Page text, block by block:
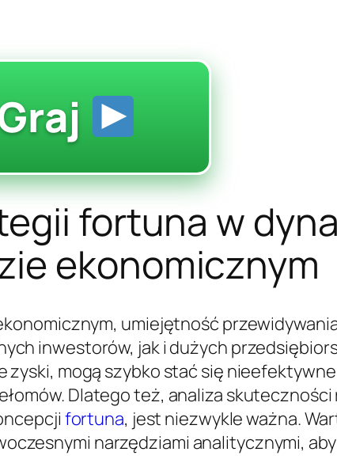
fortuna w
ekonomicznym
umiejętność
inwestorów, jak i dużych
mogą szybko stać się
Dlatego też, analiza
fortuna, jest niezwykle ważna.
narzędziami analitycznymi,